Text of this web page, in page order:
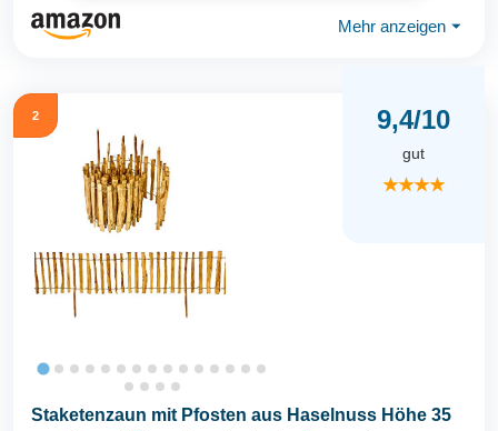
Mehr anzeigen ⏷
2 9,4/10
gut
★★★★
Staketenzaun mit Pfosten aus Haselnuss Höhe 35